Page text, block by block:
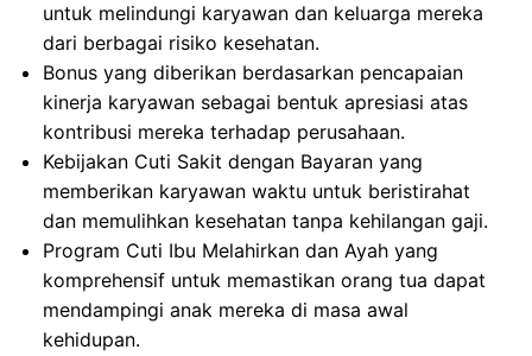
untuk melindungi karyawan dan keluarga mereka
dari berbagai risiko kesehatan.
Bonus yang diberikan berdasarkan pencapaian
kinerja karyawan sebagai bentuk apresiasi atas
kontribusi mereka terhadap perusahaan.
Kebijakan Cuti Sakit dengan Bayaran yang
memberikan karyawan waktu untuk beristirahat
dan memulihkan kesehatan tanpa kehilangan gaji.
Program Cuti Ibu Melahirkan dan Ayah yang
komprehensif untuk memastikan orang tua dapat
mendampingi anak mereka di masa awal
kehidupan.